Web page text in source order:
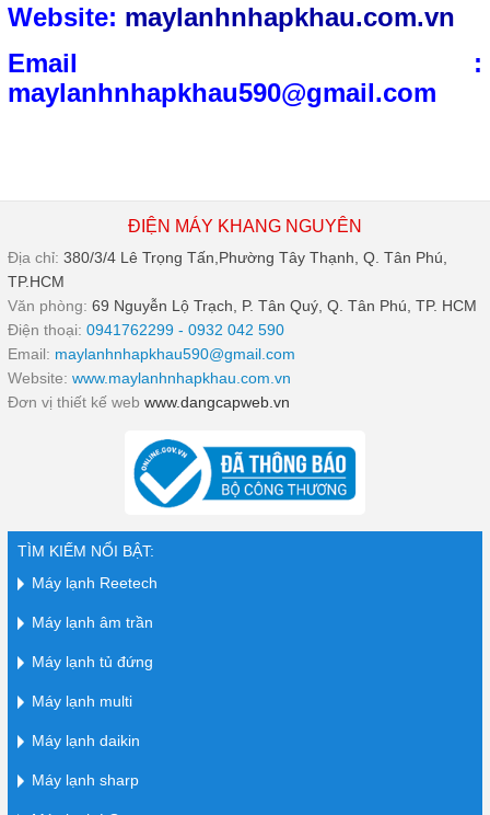
Website: maylanhnhapkhau.com.vn
Email :
maylanhnhapkhau590@gmail.com
ĐIỆN MÁY KHANG NGUYÊN
Địa chỉ: 380/3/4 Lê Trọng Tấn,Phường Tây Thạnh, Q. Tân Phú,
TP.HCM
Văn phòng: 69 Nguyễn Lộ Trạch, P. Tân Quý, Q. Tân Phú, TP. HCM
Điện thoại: 0941762299 - 0932 042 590
Email: maylanhnhapkhau590@gmail.com
Website: www.maylanhnhapkhau.com.vn
Đơn vị thiết kế web www.dangcapweb.vn
TÌM KIẾM NỔI BẬT:
Máy lạnh Reetech
Máy lạnh âm trần
Máy lạnh tủ đứng
Máy lạnh multi
Máy lạnh daikin
Máy lạnh sharp